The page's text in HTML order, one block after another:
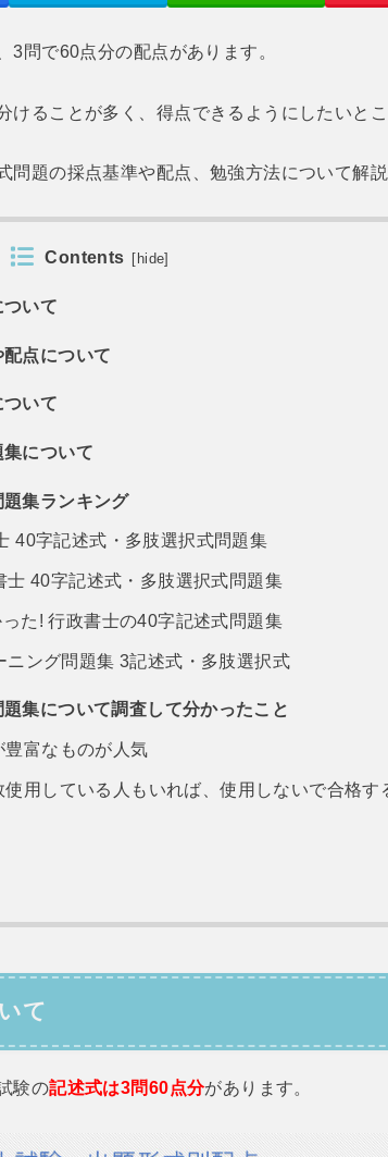
問で60点分の配点があります。
ることが多く、得点できるようにしたいとこ
題の採点基準や配点、勉強方法について解説
Contents hide
いて
点について
いて
について
集ランキング
40字記述式・多肢選択式問題集
士 40字記述式・多肢選択式問題集
た! 行政書士の40字記述式問題集
ニング問題集 3記述式・多肢選択式
集について調査して分かったこと
富なものが人気
用している人もいれば、使用しないで合格す
て
験の記述式は3問60点分があります。